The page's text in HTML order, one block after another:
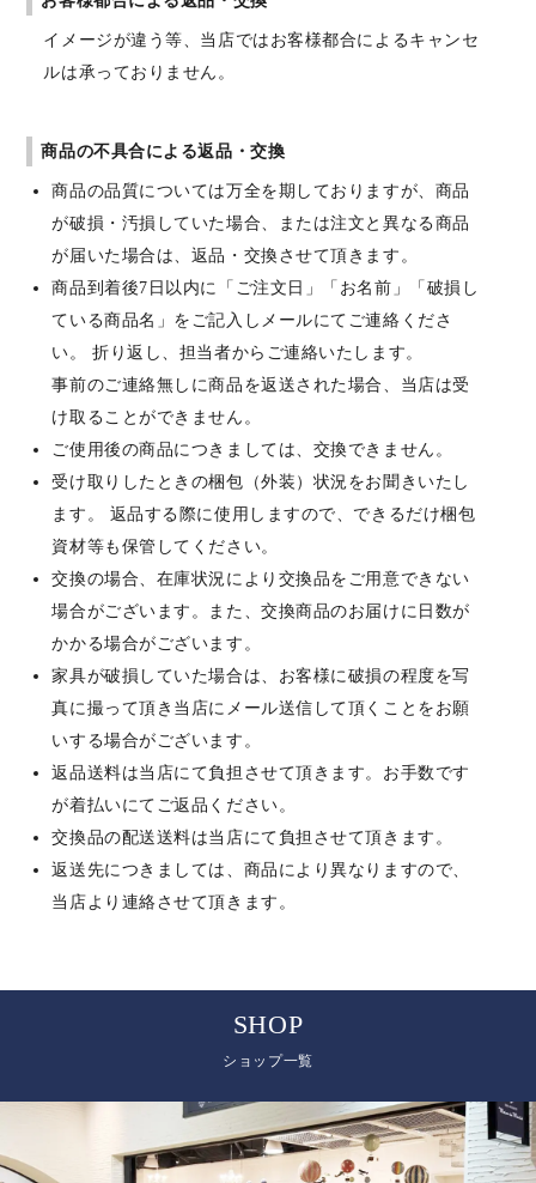
イメージが違う等、当店ではお客様都合によるキャンセ
ルは承っておりません。
商品の不具合による返品・交換
商品の品質については万全を期しておりますが、商品
が破損・汚損していた場合、または注文と異なる商品
が届いた場合は、返品・交換させて頂きます。
商品到着後7日以内に「ご注文日」「お名前」「破損し
ている商品名」をご記入しメールにてご連絡くださ
い。 折り返し、担当者からご連絡いたします。
事前のご連絡無しに商品を返送された場合、当店は受
け取ることができません。
ご使用後の商品につきましては、交換できません。
受け取りしたときの梱包（外装）状況をお聞きいたし
ます。 返品する際に使用しますので、できるだけ梱包
資材等も保管してください。
交換の場合、在庫状況により交換品をご用意できない
場合がございます。また、交換商品のお届けに日数が
かかる場合がございます。
家具が破損していた場合は、お客様に破損の程度を写
真に撮って頂き当店にメール送信して頂くことをお願
いする場合がございます。
返品送料は当店にて負担させて頂きます。お手数です
が着払いにてご返品ください。
交換品の配送送料は当店にて負担させて頂きます。
返送先につきましては、商品により異なりますので、
当店より連絡させて頂きます。
SHOP
ショップ一覧